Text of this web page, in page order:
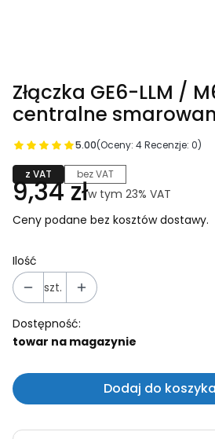
Złączka GE6-LLM /
centralne
5.00(Oceny: 4 Recenzje: 0)
z VAT bez VAT
Cena
9,34 złw tym 23% VAT
w tym 23% VAT
Ceny podane bez kosztów dostawy.
Ilość
szt.
Dostępność:
towar na magazynie
Dodaj do koszyka